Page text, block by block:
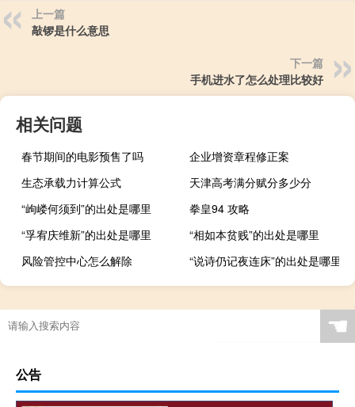
上一篇
敲锣是什么意思
下一篇
手机进水了怎么处理比较好
相关问题
春节期间的电影预售了吗
企业增资章程修正案
生态承载力计算公式
天津高考满分赋分多少分
“岣嵝何须到”的出处是哪里
拳皇94 攻略
“孚宥庆维新”的出处是哪里
“相如本贫贱”的出处是哪里
风险管控中心怎么解除
“说诗仍记夜连床”的出处是哪里
☚
公告